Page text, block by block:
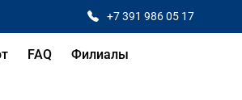
+7 391 986 05 17
FAQ Филиалы